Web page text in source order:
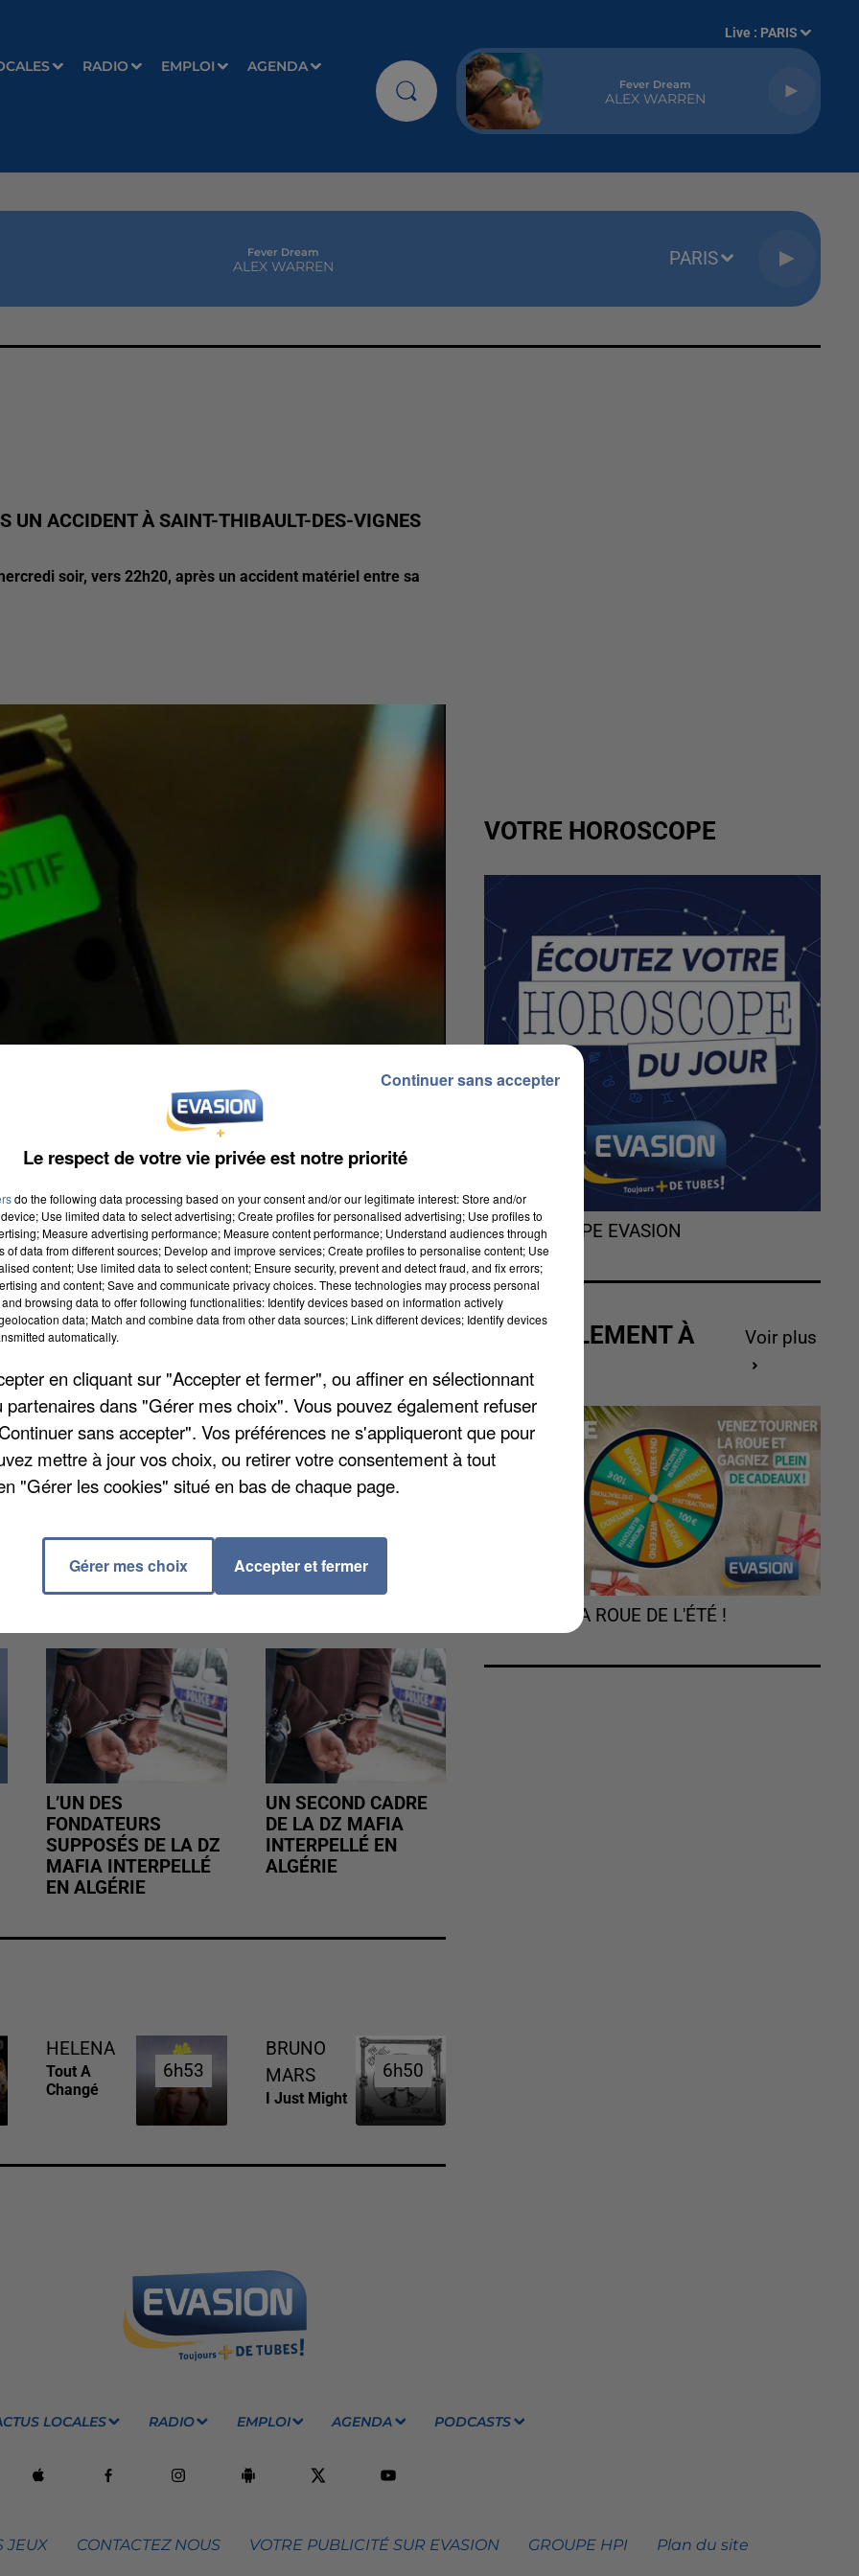
RADIO EMPLOI AGENDA
Live : PARIS
Fever Dream
ALEX WARREN
Fever Dream
ALEX WARREN PARIS
UN ACCIDENT À SAINT-THIBAULT-DES-VIGNES
soir, vers 22h20, après un accident matériel entre sa
pied mercredi soir, vers 22h20, après un accident
Il s'est échappé vers le square Robert Kennedy,
jusqu'à son véhicule. Le quinquagénaire
deux grammes d'alcool dans le sang. La
coup au torse avant de placer ses mains autour de
L’UN DES
FONDATEURS
SUPPOSÉS DE LA DZ
MAFIA INTERPELLÉ
EN ALGÉRIE
UN SECOND CADRE
DE LA DZ MAFIA
INTERPELLÉ EN
ALGÉRIE
HELENA
Tout A
Changé
6h53
6h53
BRUNO
MARS
I Just Might
6h50
6h50
VOTRE HOROSCOPE
L'HOROSCOPE EVASION
ACTUELLEMENT À
Voir plus
TOURNEZ LA ROUE DE L'ÉTÉ !
LOCALES RADIO EMPLOI AGENDA PODCASTS
JEUX CONTACTEZ NOUS VOTRE PUBLICITÉ SUR EVASION GROUPE HPI Plan du site
Le respect de votre vie privée est notre priorité
do the following data processing based on your consent and/or our legitimate interest: Store and/or
Use limited data to select advertising; Create profiles for personalised advertising; Use profiles to
Measure advertising performance; Measure content performance; Understand audiences through
of data from different sources; Develop and improve services; Create profiles to personalise content; Use
content; Use limited data to select content; Ensure security, prevent and detect fraud, and fix errors;
and content; Save and communicate privacy choices. These technologies may process personal
browsing data to offer following functionalities: Identify devices based on information actively
data; Match and combine data from other data sources; Link different devices; Identify devices
automatically.
en cliquant sur "Accepter et fermer", ou affiner en sélectionnant
partenaires dans "Gérer mes choix". Vous pouvez également refuser
sans accepter". Vos préférences ne s'appliqueront que pour
mettre à jour vos choix, ou retirer votre consentement à tout
"Gérer les cookies" situé en bas de chaque page.
Gérer mes choix Accepter et fermer
Continuer sans accepter